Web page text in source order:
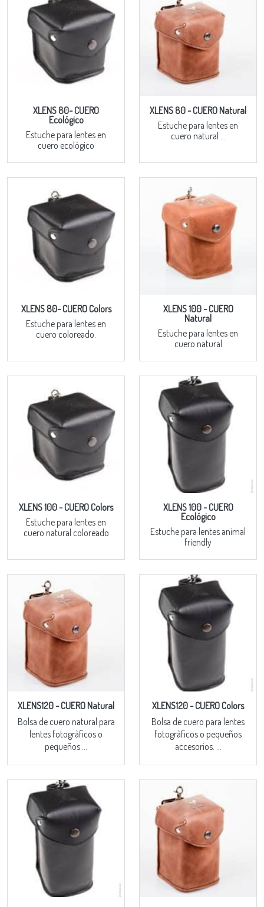
XLENS 80- CUERO
Ecológico
Estuche para lentes en
cuero ecológico
XLENS 80 - CUERO Natural
Estuche para lentes en
cuero natural ...
XLENS 80- CUERO Colors
Estuche para lentes en
cuero coloreado.
XLENS 100 - CUERO
Natural
Estuche para lentes en
cuero natural
XLENS 100 - CUERO Colors
Estuche para lentes en
cuero natural coloreado
XLENS 100 - CUERO
Ecológico
Estuche para lentes animal
friendly
XLENS120 - CUERO Natural
Bolsa de cuero natural para
lentes fotogràficos o
pequeños ...
XLENS120 - CUERO Colors
Bolsa de cuero para lentes
fotogràficos o pequeños
accesorios. ...